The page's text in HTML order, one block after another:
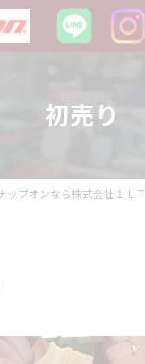
初売り
ップオンなら株式会社１ＬＴ